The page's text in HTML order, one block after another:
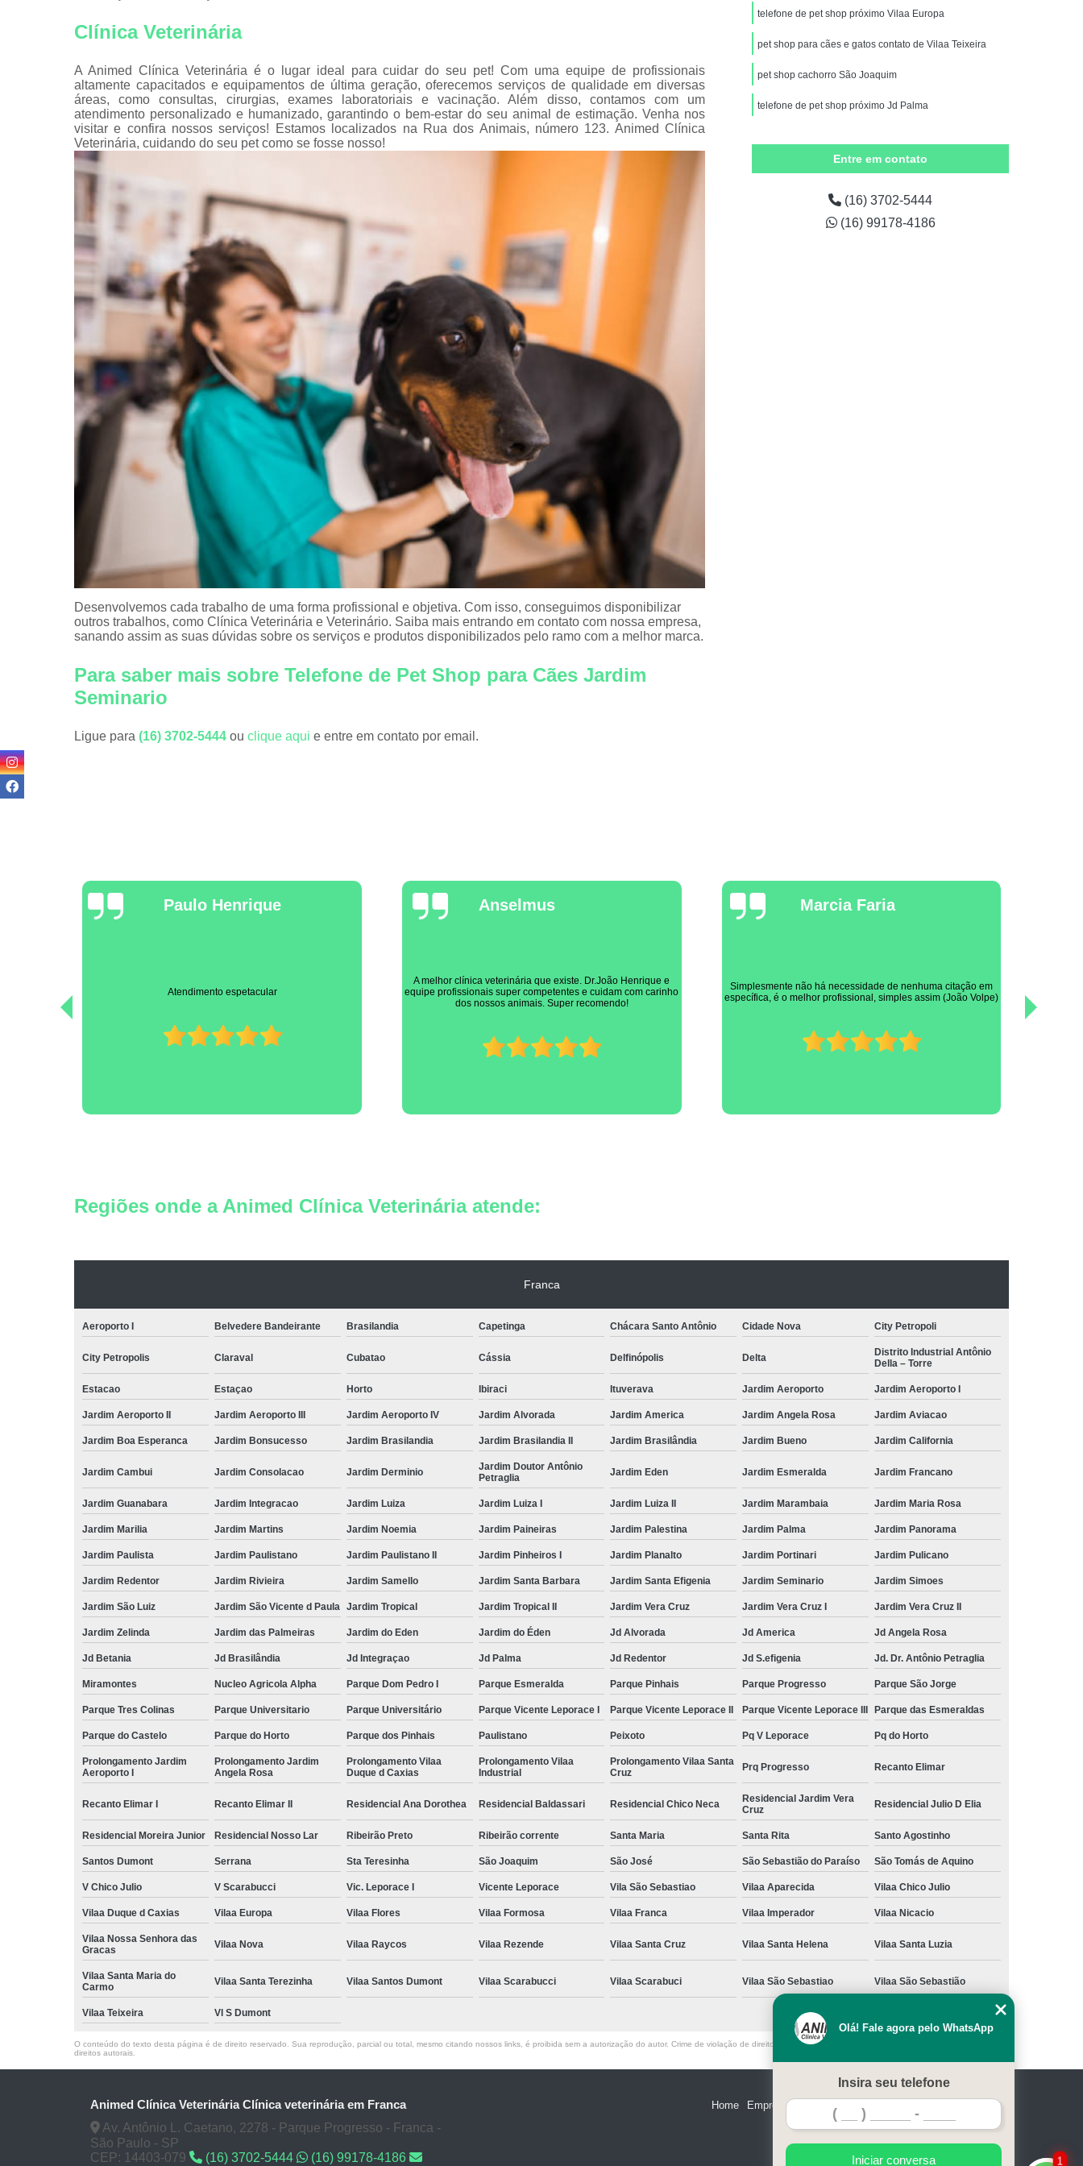
Pet Shop para Cachorros
Pet Shop para Cães
Pet Shop para Gatos
Pet Shop Perto Franca
Ração para Animais
Ração para Animais de Estimação
Ração para Animais Domésticos
Ração para Cachorro
Ração para Cães Corrente
Ração para Cães Franca
Ração para Pet
Ração para Pets
Tratamento de Animais
Tratamento de Animais Corrente
Tratamento de Animais de Estimação
Tratamento de Animais Franca
Tratamento de Cachorros
Tratamento para Animais de Estimação
Tratamento para Cachorros
Tratamento para Gatos
Vacina Antirrábica para Gato
Vacina contra Raiva para Cachorro Corrente
Vacina de Raiva Gato
Vacina de Raiva para Cachorro
Vacina Fiv Felv
Veterinário 24 Horas
Veterinário 24 Horas Perto de Mim
Veterinário Corrente
Veterinário Especialista em Gatos
Veterinário Perto de Mim
Veterinário Popular
Clínica Veterinária
A Animed Clínica Veterinária é o lugar ideal para cuidar do seu pet! Com uma equipe de profissionais
altamente capacitados e equipamentos de última geração, oferecemos serviços de qualidade em diversas
áreas, como consultas, cirurgias, exames laboratoriais e vacinação. Além disso, contamos com um
atendimento personalizado e humanizado, garantindo o bem-estar do seu animal de estimação. Venha nos
visitar e confira nossos serviços! Estamos localizados na Rua dos Animais, número 123. Animed Clínica
Veterinária, cuidando do seu pet como se fosse nosso!
Desenvolvemos cada trabalho de uma forma profissional e objetiva. Com isso, conseguimos disponibilizar
outros trabalhos, como Clínica Veterinária e Veterinário. Saiba mais entrando em contato com nossa empresa,
sanando assim as suas dúvidas sobre os serviços e produtos disponibilizados pelo ramo com a melhor marca.
Para saber mais sobre Telefone de Pet Shop para Cães Jardim
Seminario
Ligue para (16) 3702-5444 ou clique aqui e entre em contato por email.
telefone de pet shop próximo Vilaa Europa
pet shop para cães e gatos contato de Vilaa Teixeira
pet shop cachorro São Joaquim
telefone de pet shop próximo Jd Palma
Entre em contato
(16) 3702-5444
(16) 99178-4186
Anselmus
equipe profissionais super competentes e cuidam com carinho
Marcia Faria
Simplesmente não há necessidade de nenhuma citação em
específica, é o melhor profissional, simples assim (João Volpe)
Isabel Kubo
Ótimo profissional! Muito experiente, prestativo e cuidadoso
com os pacientes! Nota dez.
Regiões onde a Animed Clínica Veterinária atende:
Franca
Aeroporto I Belvedere Bandeirante Brasilandia Capetinga Chácara Santo Antônio Cidade Nova City Petropoli
City Petropolis Claraval Cubatao Cássia Delfinópolis Delta
Distrito Industrial Antônio
Della – Torre
Estacao Estaçao Horto Ibiraci Ituverava Jardim Aeroporto Jardim Aeroporto I
Jardim Aeroporto II Jardim Aeroporto III Jardim Aeroporto IV Jardim Alvorada Jardim America Jardim Angela Rosa Jardim Aviacao
Jardim Boa Esperanca Jardim Bonsucesso Jardim Brasilandia Jardim Brasilandia II Jardim Brasilândia Jardim Bueno Jardim California
Jardim Cambui Jardim Consolacao Jardim Derminio
Jardim Doutor Antônio
Petraglia
Jardim Eden Jardim Esmeralda Jardim Francano
Jardim Guanabara Jardim Integracao Jardim Luiza Jardim Luiza I Jardim Luiza II Jardim Marambaia Jardim Maria Rosa
Jardim Marilia Jardim Martins Jardim Noemia Jardim Paineiras Jardim Palestina Jardim Palma Jardim Panorama
Jardim Paulista Jardim Paulistano Jardim Paulistano II Jardim Pinheiros I Jardim Planalto Jardim Portinari Jardim Pulicano
Jardim Redentor Jardim Rivieira Jardim Samello Jardim Santa Barbara Jardim Santa Efigenia Jardim Seminario Jardim Simoes
Jardim São Luiz Jardim São Vicente d Paula Jardim Tropical Jardim Tropical II Jardim Vera Cruz Jardim Vera Cruz I Jardim Vera Cruz II
Jardim Zelinda Jardim das Palmeiras Jardim do Eden Jardim do Éden Jd Alvorada Jd America Jd Angela Rosa
Jd Betania Jd Brasilândia Jd Integraçao Jd Palma Jd Redentor Jd S.efigenia Jd. Dr. Antônio Petraglia
Miramontes Nucleo Agricola Alpha Parque Dom Pedro I Parque Esmeralda Parque Pinhais Parque Progresso Parque São Jorge
Parque Tres Colinas Parque Universitario Parque Universitário Parque Vicente Leporace I Parque Vicente Leporace II Parque Vicente Leporace III Parque das Esmeraldas
Parque do Castelo Parque do Horto Parque dos Pinhais Paulistano Peixoto Pq V Leporace Pq do Horto
Prolongamento Jardim
Aeroporto I
Prolongamento Jardim
Angela Rosa
Prolongamento Vilaa
Duque d Caxias
Prolongamento Vilaa
Industrial
Prolongamento Vilaa Santa
Cruz
Prq Progresso Recanto Elimar
Recanto Elimar I Recanto Elimar II Residencial Ana Dorothea Residencial Baldassari Residencial Chico Neca
Residencial Jardim Vera
Cruz
Residencial Julio D Elia
Residencial Moreira Junior Residencial Nosso Lar Ribeirão Preto Ribeirão corrente Santa Maria Santa Rita Santo Agostinho
Santos Dumont Serrana Sta Teresinha São Joaquim São José São Sebastião do Paraíso São Tomás de Aquino
V Chico Julio V Scarabucci Vic. Leporace I Vicente Leporace Vila São Sebastiao Vilaa Aparecida Vilaa Chico Julio
Vilaa Duque d Caxias Vilaa Europa Vilaa Flores Vilaa Formosa Vilaa Franca Vilaa Imperador Vilaa Nicacio
Vilaa Nossa Senhora das
Gracas
Vilaa Nova Vilaa Raycos Vilaa Rezende Vilaa Santa Cruz Vilaa Santa Helena Vilaa Santa Luzia
Vilaa Santa Maria do
Carmo
Vilaa Santa Terezinha Vilaa Santos Dumont Vilaa Scarabucci Vilaa Scarabuci Vilaa São Sebastiao Vilaa São Sebastião
Vilaa Teixeira Vl S Dumont
O conteúdo do texto desta página é de direito reservado. Sua reprodução, parcial ou total, mesmo citando nossos links, é proibida sem a autorização do autor. Crime de violação de direito autoral – artigo 184 do Código Penal –
direitos autorais.
Animed Clínica Veterinária Clínica veterinária em Franca
Av. Antônio L. Caetano, 2278 - Parque Progresso - Franca -
São Paulo - SP
CEP: 14403-079
(16) 3702-5444
(16) 99178-4186
Home Empresa Serviços
1
Olá! Fale agora pelo WhatsApp
Insira seu telefone
Iniciar conversa